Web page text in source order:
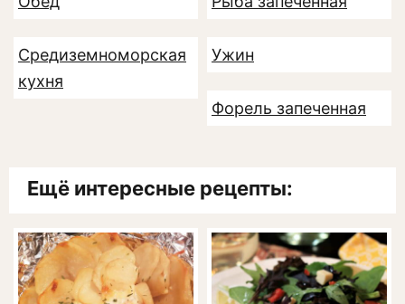
Средиземноморская
кухня
Ужин
Форель запеченная
Ещё интересные рецепты: